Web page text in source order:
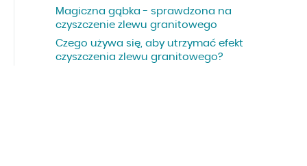
Magiczna gąbka - sprawdzona na
czyszczenie zlewu granitowego
Czego używa się, aby utrzymać efekt
czyszczenia zlewu granitowego?